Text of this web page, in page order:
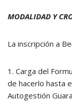
MODALIDAD Y
La inscripción a
1. Carga del
de hacerlo hasta
Autogestión